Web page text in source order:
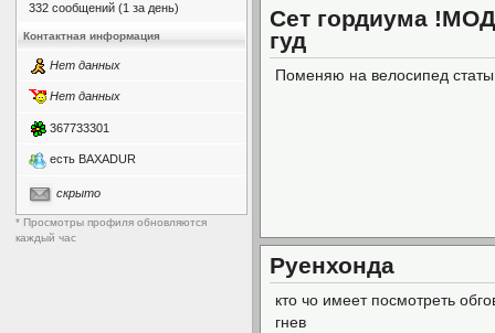
332 сообщений (1 за день)
Контактная информация
Нет данных
Нет данных
367733301
есть BAXADUR
скрыто
* Просмотры профиля обновляются
каждый час
Сет гордиума
гуд
Поменяю на велосипед
Руенхонда
кто чо имеет посмотреть
гнев